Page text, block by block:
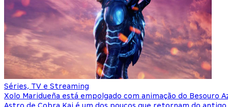
Séries, TV e Streaming
Xolo Maridueña está empolgado com animação do Besouro